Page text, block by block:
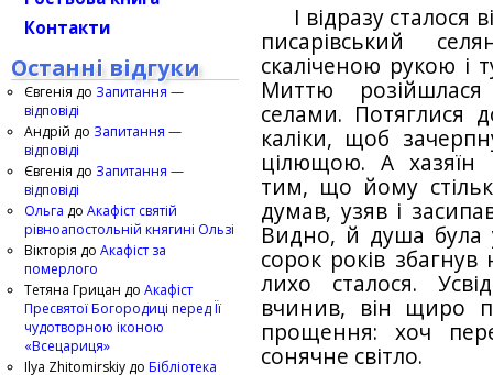
І відразу
писарівський
скаліченою рукою і
Миттю
селами. Потяглися
каліки, щоб
цілющою. А хазяїн
тим, що йому
думав, узяв і
Видно, й душа була
сорок років
лихо сталося.
вчинив, він щиро
прощення: хоч
сонячне світло.
Контакти
Останні відгуки
Євгенія до Запитання —
відповіді
Андрій до Запитання —
відповіді
Євгенія до Запитання —
відповіді
Ольга до Акафіст святій
рівноапостольній княгині Ользі
Вікторія до Акафіст за
померлого
Тетяна Грицан до Акафіст
Пресвятої Богородиці перед Її
чудотворною іконою
«Всецариця»
Ilya Zhitomirskiy до Бібліотека